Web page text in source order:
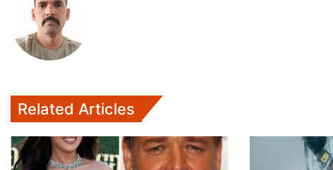
p
p
o
k
Related Articles